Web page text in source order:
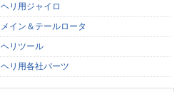
ヘリ用ジャイロ
メイン＆テールロータ
ヘリツール
ヘリ用各社パーツ